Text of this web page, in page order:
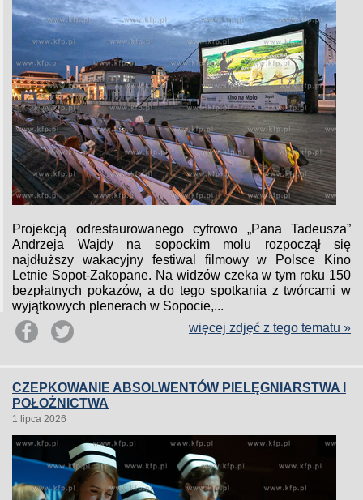
Projekcją odrestaurowanego cyfrowo „Pana Tadeusza”
Andrzeja Wajdy na sopockim molu rozpoczął się
najdłuższy wakacyjny festiwal filmowy w Polsce Kino
Letnie Sopot-Zakopane. Na widzów czeka w tym roku 150
bezpłatnych pokazów, a do tego spotkania z twórcami w
wyjątkowych plenerach w Sopocie,...
więcej zdjęć z tego tematu »
CZEPKOWANIE ABSOLWENTÓW PIELĘGNIARSTWA I
POŁOŻNICTWA
1 lipca 2026